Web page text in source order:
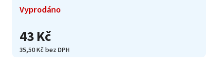
43 Kč
35,50 Kč bez DPH
Vyprodáno